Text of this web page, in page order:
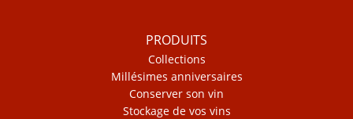
PRODUITS
Collections
Millésimes anniversaires
Conserver son vin
Stockage de vos vins